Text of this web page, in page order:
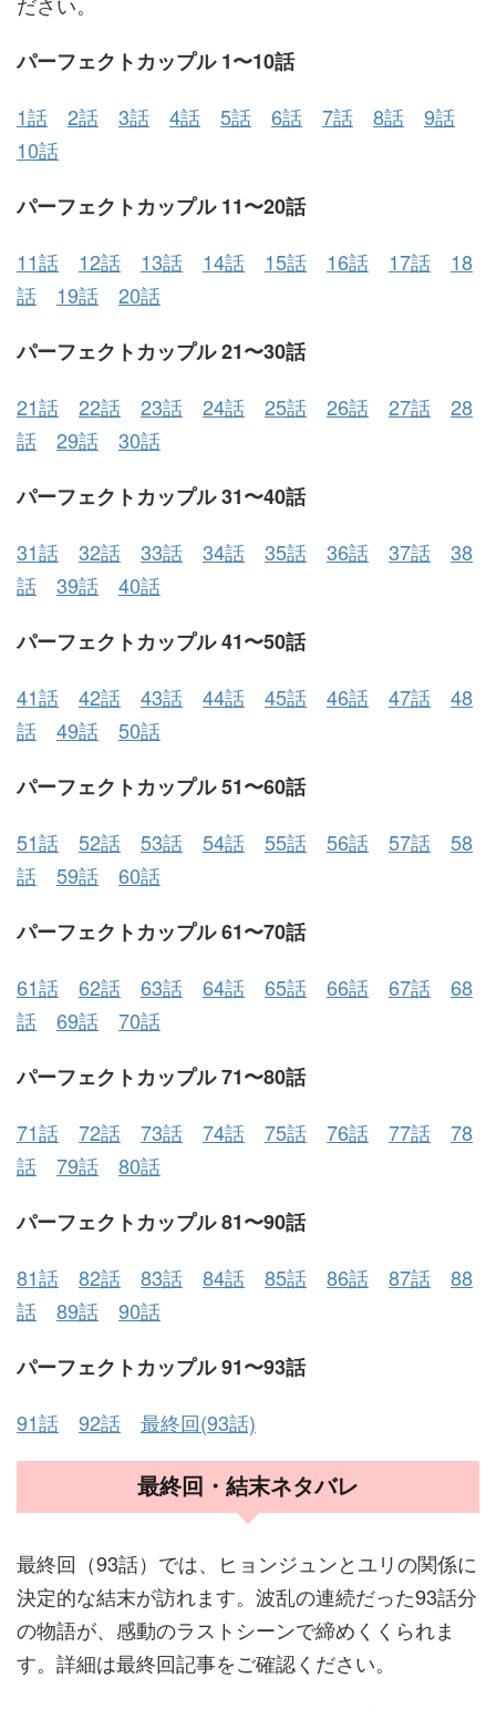
パーフェクトカップル 1〜10話
1話
2話 3話 4話 5話 6話 7話 8話
9話
10話
パーフェクトカップル 11〜20話
11話
12話 13話 14話 15話 16話 17話
18
話
19話
20話
パーフェクトカップル 21〜30話
21話
22話 23話 24話 25話 26話 27話
28
話
29話
30話
パーフェクトカップル 31〜40話
31話
32話 33話 34話 35話 36話 37話
38
話
39話
40話
パーフェクトカップル 41〜50話
41話
42話 43話 44話 45話 46話 47話
48
話
49話
50話
パーフェクトカップル 51〜60話
51話
52話 53話 54話 55話 56話 57話
58
話
59話
60話
パーフェクトカップル 61〜70話
61話
62話 63話 64話 65話 66話 67話
68
話
69話
70話
パーフェクトカップル 71〜80話
71話
72話 73話 74話 75話 76話 77話
78
話
79話
80話
パーフェクトカップル 81〜90話
81話
82話 83話 84話 85話 86話 87話
88
話
89話
90話
パーフェクトカップル 91〜93話
91話
92話 最終回(93話)
最終回・結末ネタバレ
最終回（93話）では、ヒョンジュンとユリの関係に
決定的な結末が訪れます。波乱の連続だった93話分
の物語が、感動のラストシーンで締めくくられま
す。詳細は最終回記事をご確認ください。